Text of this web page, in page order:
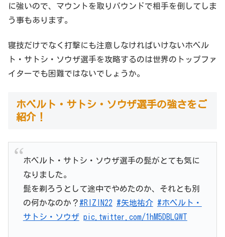
に強いので、マウントを取りパウンドで相手を倒してしま
う事もあります。
寝技だけでなく打撃にも注意しなければいけないホベル
ト・サトシ・ソウザ選手を攻略するのは世界のトップファ
イターでも困難ではないでしょうか。
ホベルト・サトシ・ソウザ選手の強さをご
紹介！
ホベルト・サトシ・ソウザ選手の髭がとても気に
なりました。
髭を剃ろうとして途中でやめたのか、それとも別
の何かなのか？ #RIZIN22 #矢地祐介 #ホベルト・
サトシ・ソウザ pic.twitter.com/1hM5DBLQWT